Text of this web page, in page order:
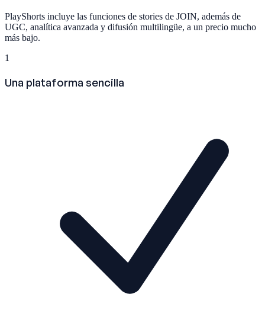
PlayShorts incluye las funciones de stories de JOIN, además de
UGC, analítica avanzada y difusión multilingüe, a un precio mucho
más bajo.
1
Una plataforma sencilla